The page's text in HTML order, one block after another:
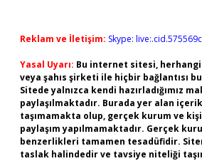
Reklam ve İletişim: Skype:
Yasal Uyarı: Bu internet sitesi,
veya şahıs şirketi ile hiçbir bağlantısı
Sitede yalnızca kendi hazırladığımız
paylaşılmaktadır. Burada yer alan
taşımamakta olup, gerçek kurum ve
paylaşım yapılmamaktadır. Gerçek
benzerlikleri tamamen tesadüfidir.
taslak halindedir ve tavsiye niteliği